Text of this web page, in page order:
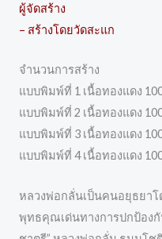
ผู้จัดสร้าง
– สร้างโดยวัดสะแก
จำนวนการสร้าง
แบบพิมพ์ที่ 1 เนื้อทองแดง
แบบพิมพ์ที่ 2 เนื้อทองแดง
แบบพิมพ์ที่ 3 เนื้อทองแดง
แบบพิมพ์ที่ 4 เนื้อทองแดง
หลวงพ่อกลั่นเป็นคนอยุธยาโ
พุทธคุณเด่นทางการปกป้อง